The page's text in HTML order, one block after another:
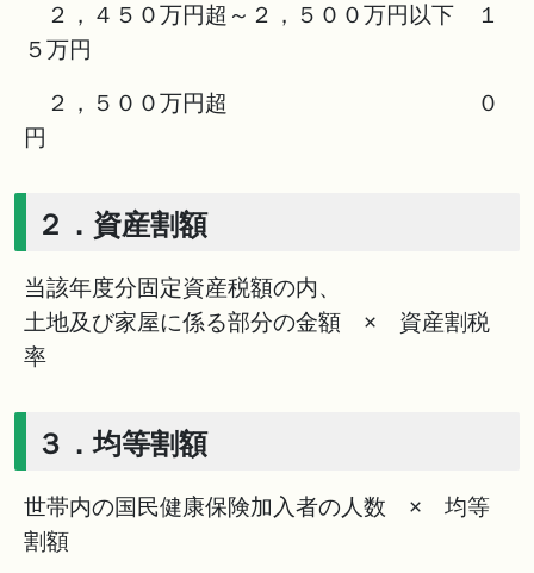
２，４５０万円超～２，５００万円以下 １
５万円
２，５００万円超 ０
円
２．資産割額
当該年度分固定資産税額の内、
土地及び家屋に係る部分の金額 × 資産割税
率
３．均等割額
世帯内の国民健康保険加入者の人数 × 均等
割額